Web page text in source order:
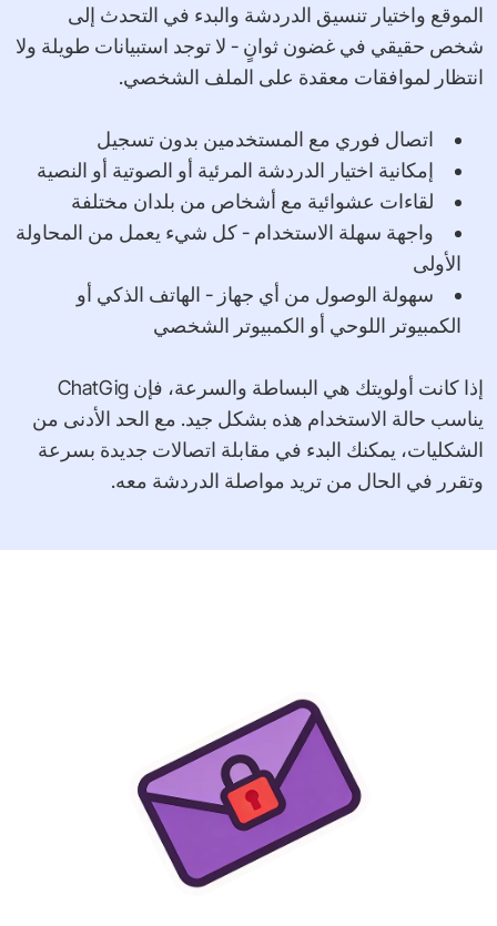
الموقع واختيار تنسيق الدردشة والبدء في التحدث إلى
شخص حقيقي في غضون ثوانٍ - لا توجد استبيانات طويلة ولا
انتظار لموافقات معقدة على الملف الشخصي.
اتصال فوري مع المستخدمين بدون تسجيل
إمكانية اختيار الدردشة المرئية أو الصوتية أو النصية
لقاءات عشوائية مع أشخاص من بلدان مختلفة
واجهة سهلة الاستخدام - كل شيء يعمل من المحاولة
الأولى
سهولة الوصول من أي جهاز - الهاتف الذكي أو
الكمبيوتر اللوحي أو الكمبيوتر الشخصي
إذا كانت أولويتك هي البساطة والسرعة، فإن ChatGig
يناسب حالة الاستخدام هذه بشكل جيد. مع الحد الأدنى من
الشكليات، يمكنك البدء في مقابلة اتصالات جديدة بسرعة
وتقرر في الحال من تريد مواصلة الدردشة معه.